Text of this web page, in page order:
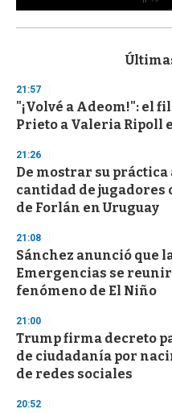
s
d
s
o
f
3
s
c
o
d
s
21:57
"¡Volvé a Adeom!": el
Prieto a Valeria Ripoll
21:26
De mostrar su
cantidad de jugadores
de Forlán en Uruguay
21:08
Sánchez anunció que
Emergencias se
fenómeno de El Niño
21:00
Trump firma decreto
de ciudadanía por
de redes sociales
20:52